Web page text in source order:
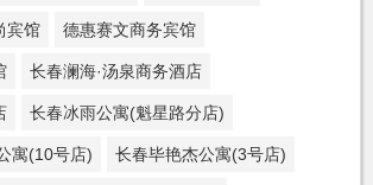
宾馆 德惠赛文商务宾馆
长春澜海·汤泉商务酒店
长春冰雨公寓(魁星路分店)
寓(10号店) 长春毕艳杰公寓(3号店)